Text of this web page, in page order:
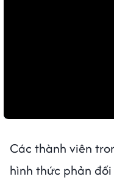
Các thành viên
hình thức phản